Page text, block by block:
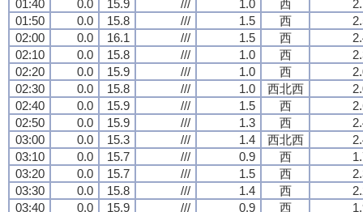
01:40
0.0 15.9 /// 1.0 西
01:50
0.0 15.8 /// 1.5 西
02:00
0.0 16.1 /// 1.5 西
02:10
0.0 15.8 /// 1.0 西
02:20
0.0 15.9 /// 1.0 西
02:30
0.0 15.8 /// 1.0 西北西
02:40
0.0 15.9 /// 1.5 西
02:50
0.0 15.9 /// 1.3 西
03:00
0.0 15.3 /// 1.4 西北西
03:10
0.0 15.7 /// 0.9 西
03:20
0.0 15.7 /// 1.5 西
03:30
0.0 15.8 /// 1.4 西
03:40
0.0 15.9 /// 0.9 西